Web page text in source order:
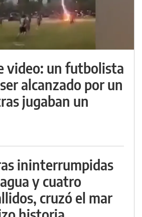
video: un futbolista
alcanzado por un
jugaban un
ininterrumpidas
y cuatro
cruzó el mar